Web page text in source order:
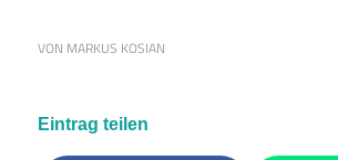
VON MARKUS KOSIAN
Eintrag teilen